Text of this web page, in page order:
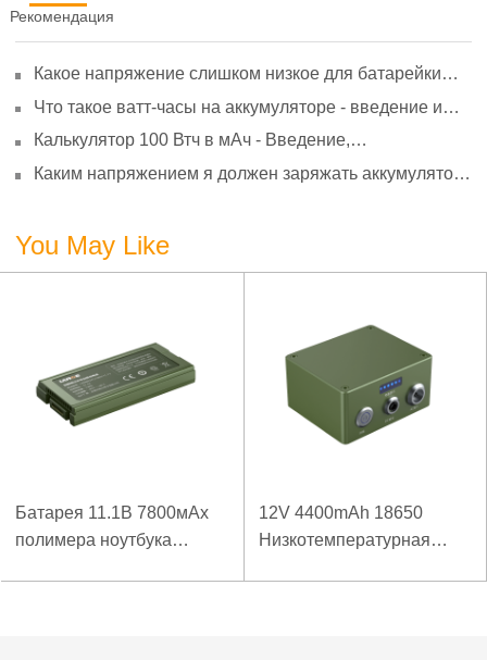
Рекомендация
Какое напряжение слишком низкое для батарейки
старение
Что такое ватт-часы на аккумуляторе - введение и
Калькулятор 100 Втч в мАч - Введение,
Каким напряжением я должен заряжать аккумулятор
You May Like
Батарея 11.1В 7800мАх
полимера ноутбука
12V 4400mAh 18650
Низкотемпературная